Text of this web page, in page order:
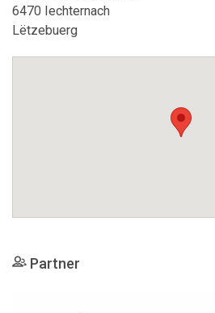
6470 Iechternach
Lëtzebuerg
Partner